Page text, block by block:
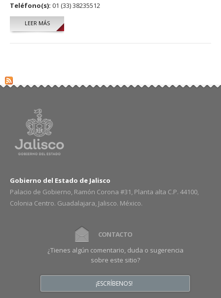
Teléfono(s): 01 (33) 38235512
LEER MÁSSOBRE GERARDO SECUNDINO MERCADO BENAVIDES
Gobierno del Estado de Jalisco
Palacio de Gobierno, Ramón Corona #31, Planta alta C.P. 44100,
Colonia Centro. Guadalajara, Jalisco. México.
CONTACTO
¿Tienes algún comentario, duda o sugerencia
sobre este sitio?
¡ESCRÍBENOS!